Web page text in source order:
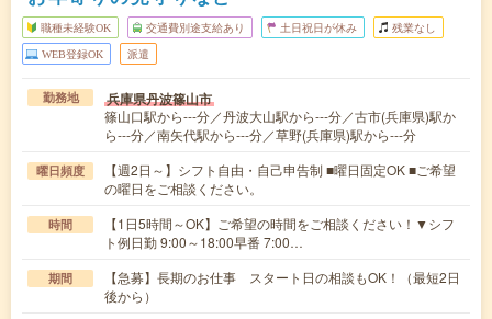
職種未経験OK 交通費別途支給あり 土日祝日が休み 残業なし
WEB登録OK 派遣
勤務地 兵庫県丹波篠山市
篠山口駅から---分／丹波大山駅から---分／古市(兵庫県)駅か
ら---分／南矢代駅から---分／草野(兵庫県)駅から---分
曜日頻度
【週2日～】シフト自由・自己申告制 ■曜日固定OK ■ご希望
の曜日をご相談ください。
時間
【1日5時間～OK】ご希望の時間をご相談ください！▼シフ
ト例日勤 9:00～18:00早番 7:00…
期間
【急募】長期のお仕事 スタート日の相談もOK！（最短2日
後から）